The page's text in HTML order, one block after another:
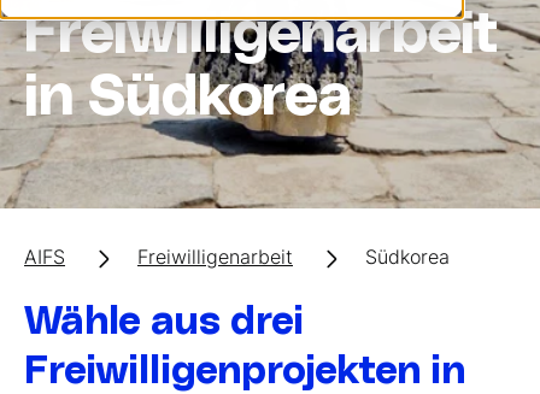
Freiwilligenarbeit
in Südkorea
AIFS Freiwilligenarbeit Südkorea
Wähle aus drei
Freiwilligenprojekten in